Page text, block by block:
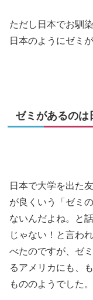
ただし日本でお馴
日本のようにゼミ
ゼミがあるのは
日本で大学を出た
が良くいう「ゼミ
ないんだよね。と
じゃない！と言わ
べたのですが、ゼ
るアメリカにも、
もののようでした。